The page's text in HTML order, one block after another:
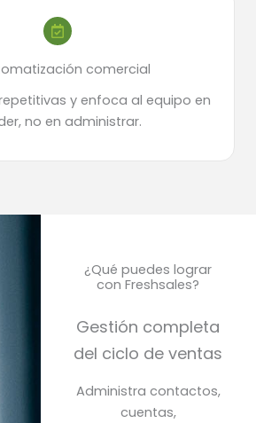
comercial
y enfoca al equipo en
no en administrar.
¿Qué puedes lograr
con Freshsales?
Gestión completa
del ciclo de ventas
Administra contactos,
cuentas,